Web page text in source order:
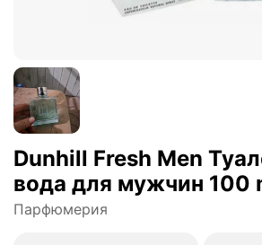
Dunhill Fresh Men
вода для мужчин 100
Парфюмерия